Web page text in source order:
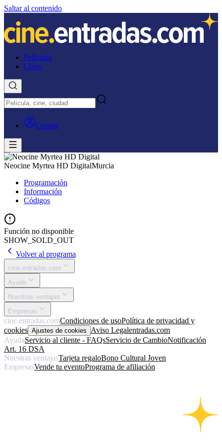
Saltar al contenido
Películas
Cines
Cuenta
Neocine Myrtea HD DigitalMurcia
Programación
Información
Códigos
Función no disponible
SHOW_SOLD_OUT
Volver al programa
cine.entradas.com
Ayuda
Nuestras ventajas
Empresas
cine.entradas.comCondiciones de usoPolítica de privacidad y
cookies Ajustes de cookies Aviso Legalentradas.com
AyudaServicio al cliente - FAQsServicio de CambioNotificación
Art. 16 DSA
Nuestras ventajasTarjeta regaloBono Cultural Joven
EmpresasVende tu eventoPrograma de afiliación